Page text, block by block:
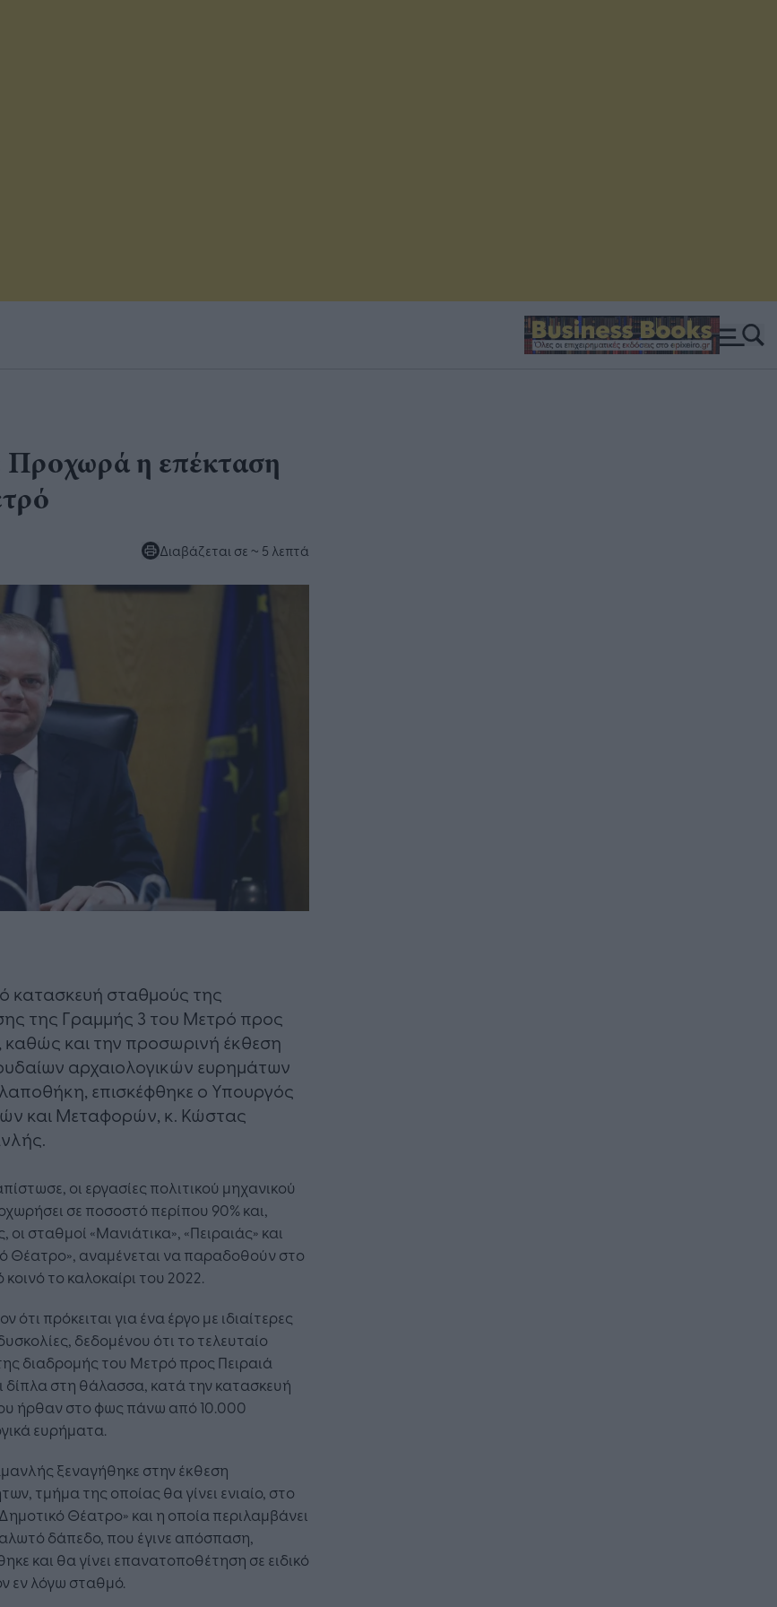
η επέκταση
Διαβάζεται σε ~ 5 λεπτά
κατασκευή σταθμούς της
της Γραμμής 3 του Μετρό προς
καθώς και την προσωρινή έκθεση
αρχαιολογικών ευρημάτων
επισκέφθηκε ο Υπουργός
και Μεταφορών, κ. Κώστας
οι εργασίες πολιτικού μηχανικού
σε ποσοστό περίπου 90% και,
οι σταθμοί «Μανιάτικα», «Πειραιάς» και
Θέατρο», αναμένεται να παραδοθούν στο
κοινό το καλοκαίρι του 2022.
ότι πρόκειται για ένα έργο με ιδιαίτερες
δεδομένου ότι το τελευταίο
διαδρομής του Μετρό προς Πειραιά
δίπλα στη θάλασσα, κατά την κατασκευή
ήρθαν στο φως πάνω από 10.000
ευρήματα.
ξεναγήθηκε στην έκθεση
τμήμα της οποίας θα γίνει ενιαίο, στο
Θέατρο» και η οποία περιλαμβάνει
δάπεδο, που έγινε απόσπαση,
και θα γίνει επανατοποθέτηση σε ειδικό
εν λόγω σταθμό.